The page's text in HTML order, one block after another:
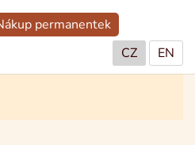
permanentek
CZ
EN